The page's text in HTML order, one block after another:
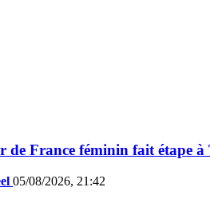
de France féminin fait étape
05/08/2026, 21:42